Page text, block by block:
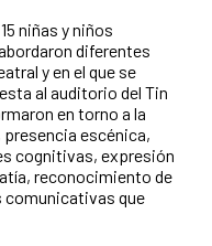
niñas y niños
diferentes
y en el que se
al auditorio del Tin
en torno a la
escénica,
cognitivas, expresión
reconocimiento de
comunicativas que